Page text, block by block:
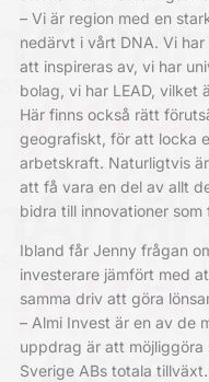
– Vi är region med en
nedärvt i vårt DNA. Vi
att inspireras av, vi har
bolag, vi har LEAD, vilket
Här finns också rätt
geografiskt, för att locka
arbetskraft. Naturligtvis
att få vara en del av allt
bidra till innovationer
Ibland får Jenny frågan
investerare jämfört med
samma driv att göra
– Almi Invest är en av de
uppdrag är att
Sverige ABs totala